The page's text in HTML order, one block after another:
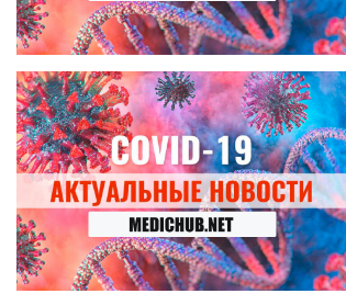
04.08.2026
Специалисты дали советы, как
правильно пить витамины